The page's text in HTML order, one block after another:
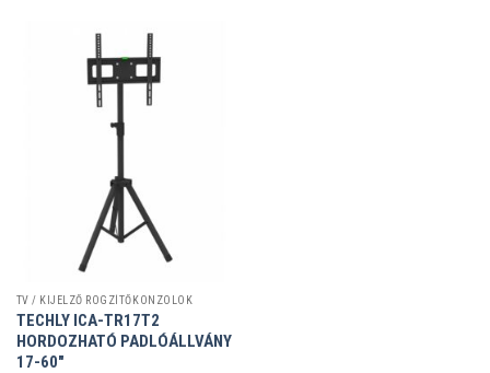
TV / KIJELZŐ RÖGZÍTŐKONZOLOK
TECHLY ICA-TR17T2
HORDOZHATÓ PADLÓÁLLVÁNY
17-60″